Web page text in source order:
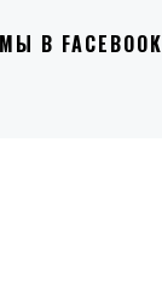
МЫ В FACEBOOK